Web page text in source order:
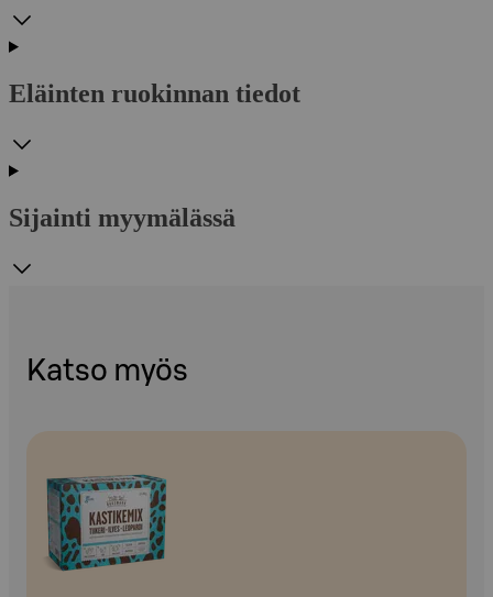
Eläinten ruokinnan tiedot
Sijainti myymälässä
Katso myös